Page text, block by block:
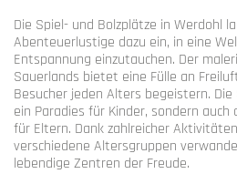
Die Spiel- und Bolzplätze in Werdohl
Abenteuerlustige dazu ein, in eine
Entspannung einzutauchen. Der
Sauerlands bietet eine Fülle an
Besucher jeden Alters begeistern.
ein Paradies für Kinder, sondern
für Eltern. Dank zahlreicher
verschiedene Altersgruppen
lebendige Zentren der Freude.